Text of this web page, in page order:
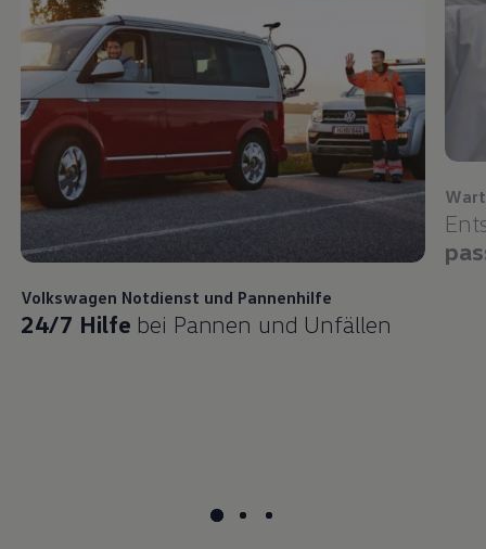
Volkswagen Notdienst und Pannenhilfe
24/7 Hilfe bei Pannen und Unfällen